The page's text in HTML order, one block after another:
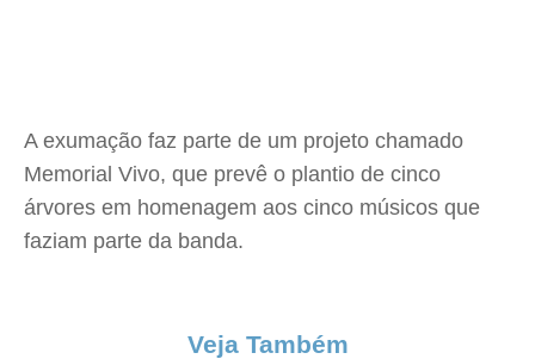
A exumação faz parte de um projeto chamado
Memorial Vivo, que prevê o plantio de cinco
árvores em homenagem aos cinco músicos que
faziam parte da banda.
Veja Também